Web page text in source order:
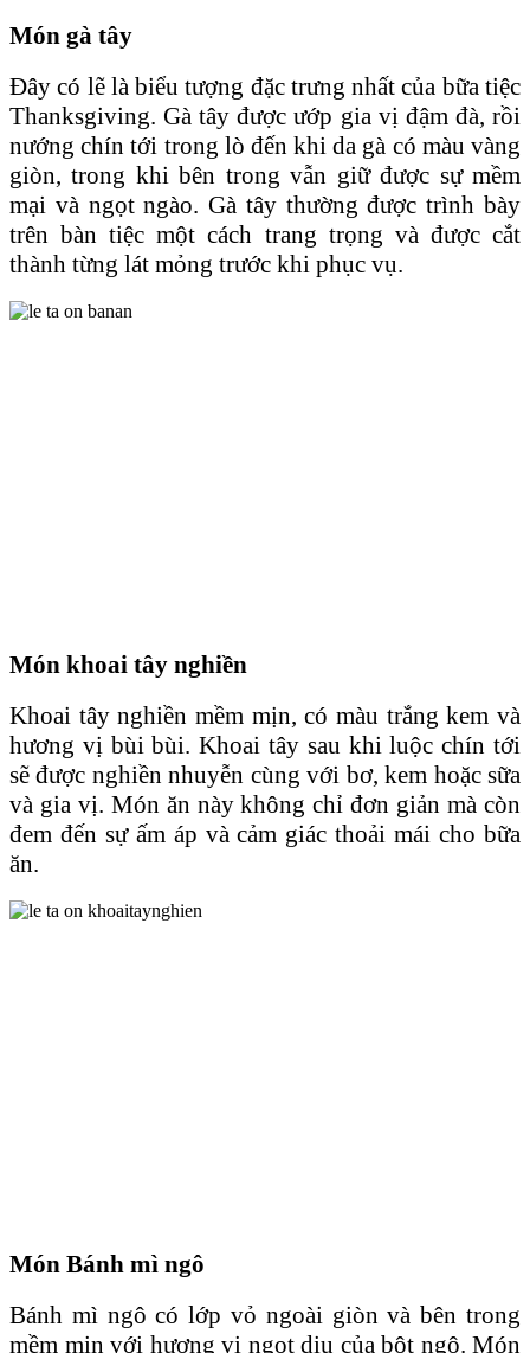
Món gà tây
Đây có lẽ là biểu tượng đặc trưng nhất của bữa tiệc
Thanksgiving. Gà tây được ướp gia vị đậm đà, rồi
nướng chín tới trong lò đến khi da gà có màu vàng
giòn, trong khi bên trong vẫn giữ được sự mềm
mại và ngọt ngào. Gà tây thường được trình bày
trên bàn tiệc một cách trang trọng và được cắt
thành từng lát mỏng trước khi phục vụ.
Món khoai tây nghiền
Khoai tây nghiền mềm mịn, có màu trắng kem và
hương vị bùi bùi. Khoai tây sau khi luộc chín tới
sẽ được nghiền nhuyễn cùng với bơ, kem hoặc sữa
và gia vị. Món ăn này không chỉ đơn giản mà còn
đem đến sự ấm áp và cảm giác thoải mái cho bữa
ăn.
Món Bánh mì ngô
Bánh mì ngô có lớp vỏ ngoài giòn và bên trong
mềm mịn với hương vị ngọt dịu của bột ngô. Món